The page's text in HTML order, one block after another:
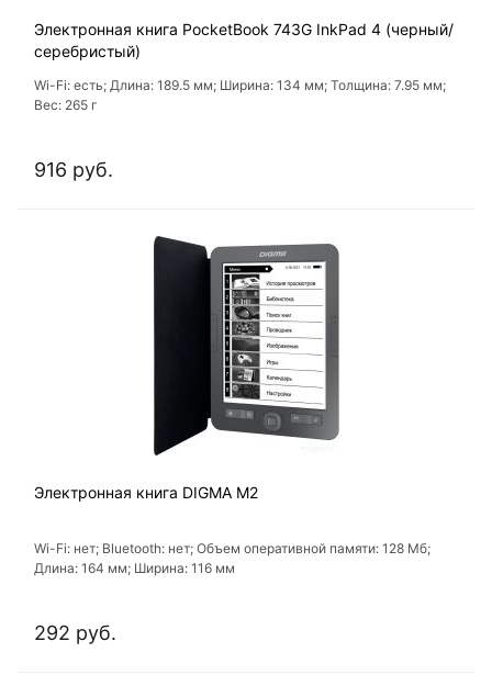
Электронная книга PocketBook 743G InkPad 4 (черный/
серебристый)
Wi-Fi: есть; Длина: 189.5 мм; Ширина: 134 мм; Толщина: 7.95 мм;
Вес: 265 г
916 руб.
Электронная книга DIGMA M2
Wi-Fi: нет; Bluetooth: нет; Объем оперативной памяти: 128 Мб;
Длина: 164 мм; Ширина: 116 мм
292 руб.